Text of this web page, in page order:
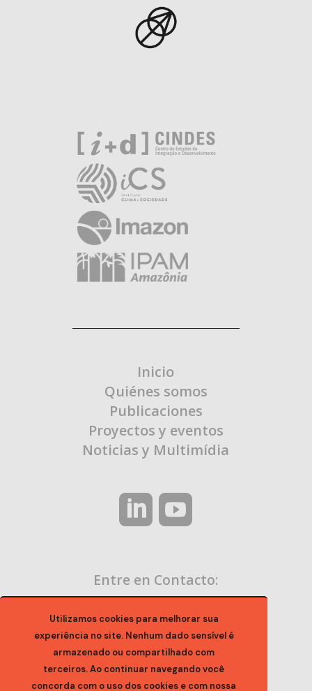
Utilizamos cookies para melhorar sua
experiência no site. Nenhum dado sensível é
armazenado ou compartilhado com
terceiros. Ao continuar navegando você
concorda com o uso dos cookies e com nossa
Inicio
Quiénes somos
Publicaciones
Proyectos y eventos
Noticias y Multimídia
Entre en Contacto:
contato@ocaa.org.br